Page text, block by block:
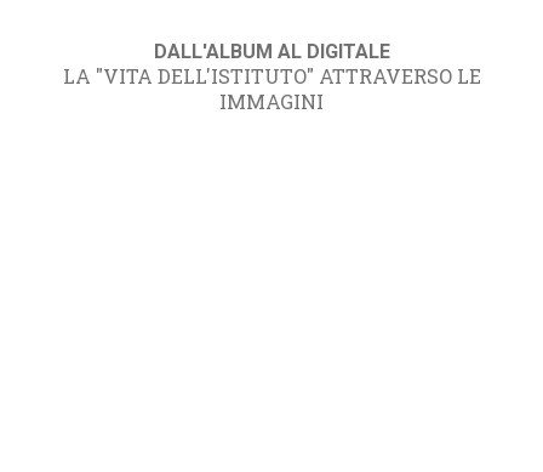
DALL'ALBUM AL DIGITALE
LA "VITA DELL'ISTITUTO" ATTRAVERSO LE
IMMAGINI